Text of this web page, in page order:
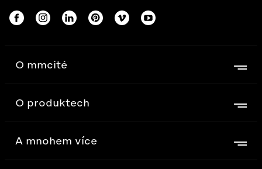
O mmcité
O produktech
A mnohem více